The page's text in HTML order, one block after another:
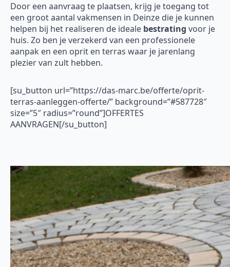
Door een aanvraag te plaatsen, krijg je toegang tot
een groot aantal vakmensen in Deinze die je kunnen
helpen bij het realiseren de ideale bestrating voor je
huis. Zo ben je verzekerd van een professionele
aanpak en een oprit en terras waar je jarenlang
plezier van zult hebben.
[su_button url=”https://das-marc.be/offerte/oprit-
terras-aanleggen-offerte/” background=”#587728″
size=”5″ radius=”round”]OFFERTES
AANVRAGEN[/su_button]